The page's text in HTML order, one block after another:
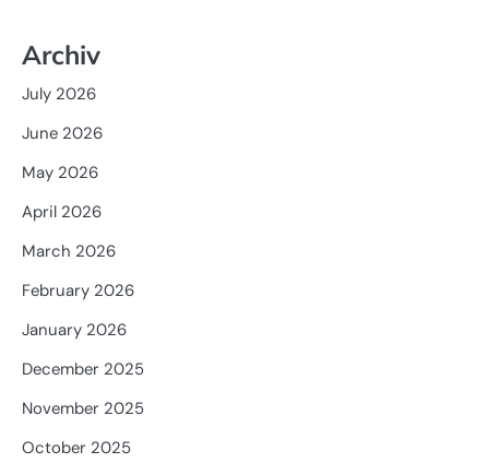
Archiv
July 2026
June 2026
May 2026
April 2026
March 2026
February 2026
January 2026
December 2025
November 2025
October 2025